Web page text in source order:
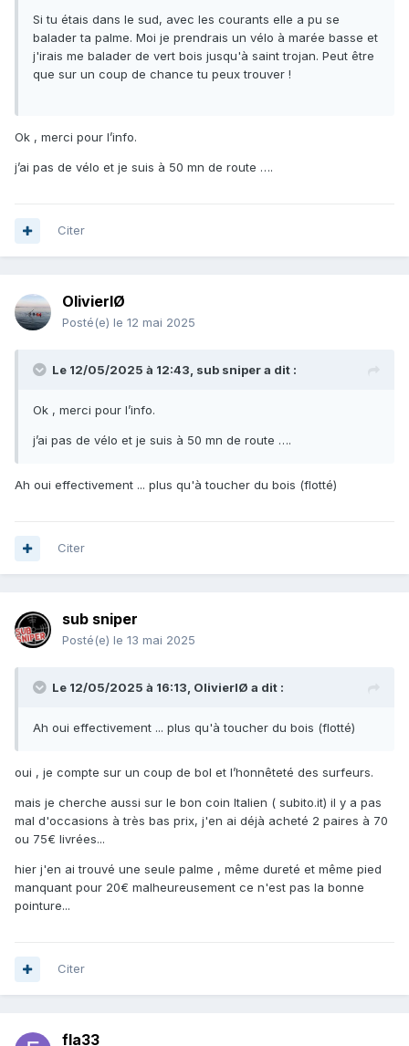
Si tu étais dans le sud, avec les courants elle a pu se
balader ta palme. Moi je prendrais un vélo à marée basse et
j'irais me balader de vert bois jusqu'à saint trojan. Peut être
que sur un coup de chance tu peux trouver !
Ok , merci pour l’info.
j’ai pas de vélo et je suis à 50 mn de route ….
Citer
OlivierIØ
Posté(e) le 12 mai 2025
Le 12/05/2025 à 12:43, sub snipera dit :
Ok , merci pour l’info.
j’ai pas de vélo et je suis à 50 mn de route ….
Ah oui effectivement ... plus qu'à toucher du bois (flotté)
Citer
sub sniper
Posté(e) le 13 mai 2025
Le 12/05/2025 à 16:13, OlivierIØ a dit :
Ah oui effectivement ... plus qu'à toucher du bois (flotté)
oui , je compte sur un coup de bol et l’honnêteté des surfeurs.
mais je cherche aussi sur le bon coin Italien ( subito.it) il y a pas
mal d'occasions à très bas prix, j'en ai déjà acheté 2 paires à 70
ou 75€ livrées...
hier j'en ai trouvé une seule palme , même dureté et même pied
manquant pour 20€ malheureusement ce n'est pas la bonne
pointure...
Citer
fla33